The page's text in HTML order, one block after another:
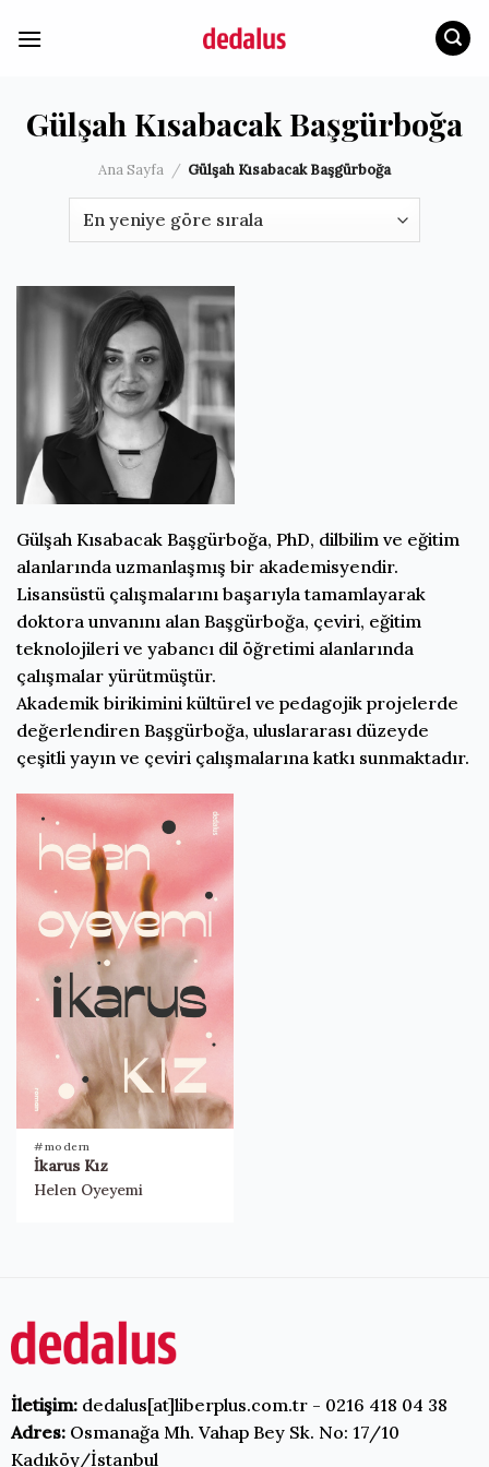
atla
Gülşah Kısabacak Başgürboğa
Ana Sayfa / Gülşah Kısabacak Başgürboğa
Gülşah Kısabacak Başgürboğa, PhD, dilbilim ve eğitim
alanlarında uzmanlaşmış bir akademisyendir.
Lisansüstü çalışmalarını başarıyla tamamlayarak
doktora unvanını alan Başgürboğa, çeviri, eğitim
teknolojileri ve yabancı dil öğretimi alanlarında
çalışmalar yürütmüştür.
Akademik birikimini kültürel ve pedagojik projelerde
değerlendiren Başgürboğa, uluslararası düzeyde
çeşitli yayın ve çeviri çalışmalarına katkı sunmaktadır.
#modern
İkarus Kız
Helen Oyeyemi
İletişim:dedalus[at]liberplus.com.tr - 0216 418 04 38
Adres:Osmanağa Mh. Vahap Bey Sk. No: 17/10
Kadıköy/İstanbul